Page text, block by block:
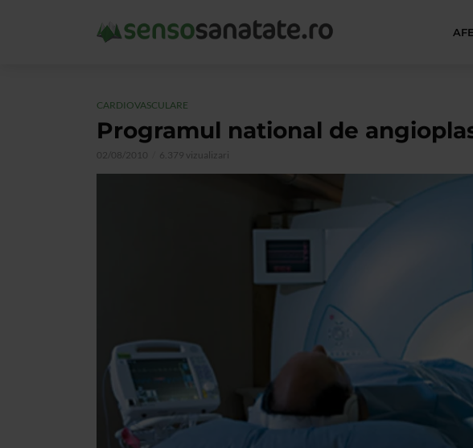
CARDIOVASCULARE
Programul national de
02/08/2010 6.379 vizualizari